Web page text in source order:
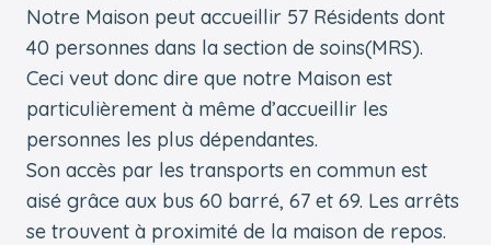
Notre Maison peut accueillir 57 Résidents dont
40 personnes dans la section de soins(MRS).
Ceci veut donc dire que notre Maison est
particulièrement à même d’accueillir les
personnes les plus dépendantes.
Son accès par les transports en commun est
aisé grâce aux bus 60 barré, 67 et 69. Les arrêts
se trouvent à proximité de la maison de repos.